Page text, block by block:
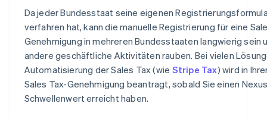
Da jeder Bundesstaat seine eigenen
verfahren hat, kann die manuelle Registrierung für eine
Genehmigung in mehreren Bundesstaaten langwierig sein
andere geschäftliche Aktivitäten rauben. Bei vielen
Automatisierung der Sales Tax (wie Stripe Tax) wird in
Sales Tax-Genehmigung beantragt, sobald Sie einen
Schwellenwert erreicht haben.